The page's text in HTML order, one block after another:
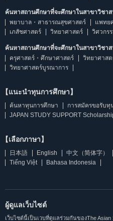
ค้นหาสถานศึกษาที่จะศึกษาในสาขาวิชา
พยาบาล・สาธารณสุขศาสตร์
แพทย
เภสัชศาสตร์
วิทยาศาสตร์ วิศวกร
ค้นหาสถานศึกษาที่จะศึกษาในสาขาวิชา
ครุศาสตร์・ศึกษาศาสตร์
วิทยาศาส
วิทยาศาสตร์บูรณาการ
【แนะนำทุนการศึกษา】
ค้นหาทุนการศึกษา
การสมัครขอรับทุ
JAPAN STUDY SUPPORT
【เลือกภาษา】
日本語 English 中文（简体字）
Tiếng Việt
Bahasa Indonesia
ผู้ดูแลเว็บไซต์
เว็บไซต์นี้เป็นเวบที่ดูแลร่วมกันของThe Asian